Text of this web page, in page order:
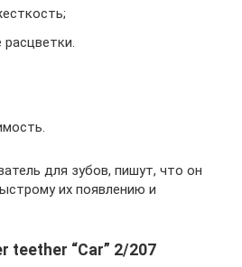
расцветки.
для зубов, пишут, что он
их появлению и
teether “Car” 2/207